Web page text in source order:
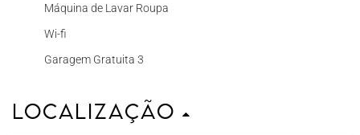
Máquina de Lavar Roupa
Wi-fi
Garagem Gratuita 3
Localização